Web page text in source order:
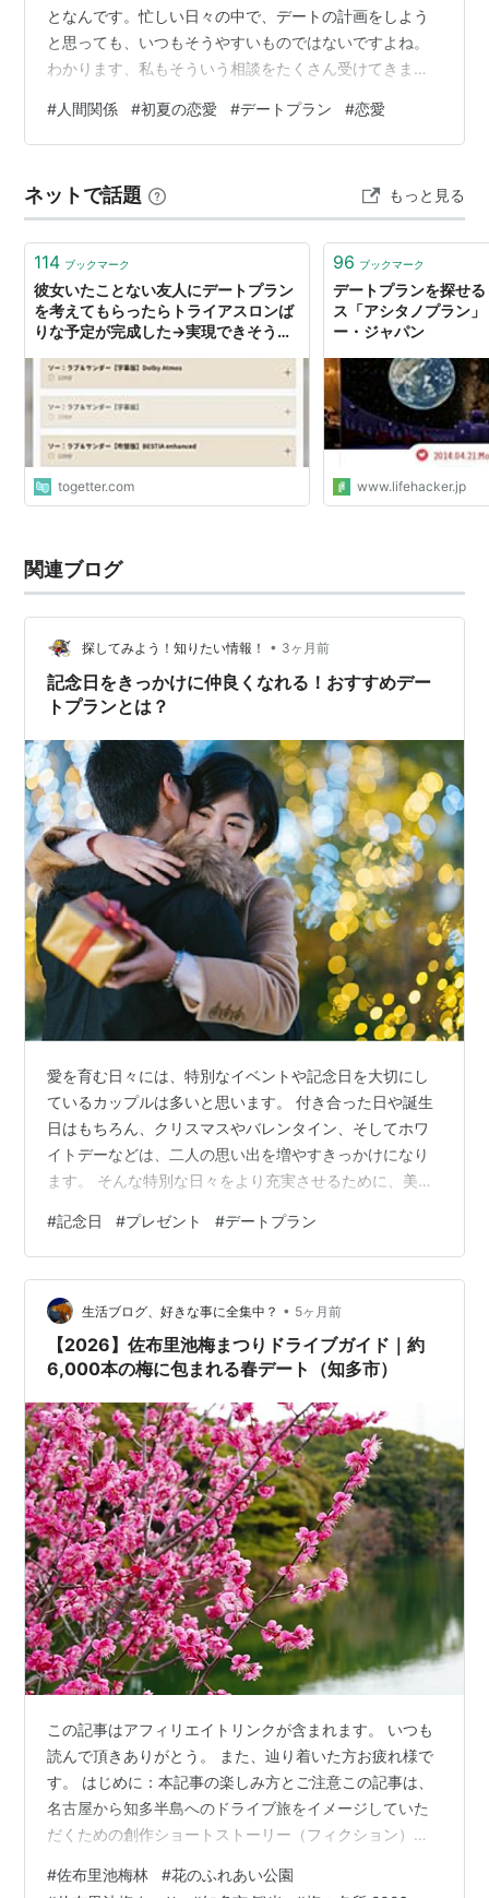
となんです。忙しい日々の中で、デートの計画をしよう
と思っても、いつもそうやすいものではないですよね。
わかります、私もそういう相談をたくさん受けてきまし
を実現させるデートプランの秘訣 デートプランを立てる
際のポイント 恋愛を深めるためのコツ デートの成功例か
んでみてください。 初夏の恋愛で悩むのは、あなただけ
じゃありません 実は、約7割の女性が初夏の恋愛で悩ん
でいます。原因のほとんどは、デートプ…
#人間関係 #初夏の恋愛 #デートプラン #恋愛
ネットで話題 もっと見る
114 ブックマーク
彼女いたことない友人にデートプラン
を考えてもらったらトライアスロンば
りな予定が完成した→実現できそうな
togetter.com
96 ブックマーク
デートプランを探せ
ス「アシタノプラン
ー・ジャパン
www.lifehacker.jp
関連ブログ
探してみよう！知りたい情報！ • 3ヶ月前
記念日をきっかけに仲良くなれる！おすすめデー
トプランとは？
愛を育む日々には、特別なイベントや記念日を大切にし
ているカップルは多いと思います。 付き合った日や誕生
日はもちろん、クリスマスやバレンタイン、そしてホワ
イトデーなどは、二人の思い出を増やすきっかけになり
ます。 そんな特別な日々をより充実させるために、美味
う。 今回は、記念日の過ごし方やプレゼント選び、誕生
日を楽しむアイデア、サプライズと思い出づくりなどを
ご紹介します。 二人で楽しむ！記念日・イベントごとの
過ごし方＆プレゼント選び （「付き合った日」思い出に
残すデートプランとは？） （「クリスマス・バレンタイ
ン・ホワイトデー」プレゼント選びのポイ…
#記念日 #プレゼント #デートプラン
生活ブログ、好きな事に全集中？ • 5ヶ月前
【2026】佐布里池梅まつりドライブガイド｜約
6,000本の梅に包まれる春デート（知多市）
この記事はアフィリエイトリンクが含まれます。 いつも
読んで頂きありがとう。 また、辿り着いた方お疲れ様で
す。 はじめに：本記事の楽しみ方とご注意この記事は、
名古屋から知多半島へのドライブ旅をイメージしていた
だくための創作ショートストーリー（フィクション）
す。 ※作中のエピソードや「梅チョロス」等のメニュー
#佐布里池梅林 #花のふれあい公園